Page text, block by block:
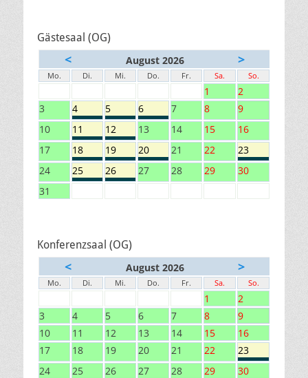
Gästesaal (OG)
< August 2026 >
Mo. Di. Mi. Do. Fr. Sa. So.
1
2
3
4 5 6 7 8
9
10
11 12 13 14 15
16
17
18 19 20 21 22
23
24
25 26 27 28 29
30
31
Konferenzsaal (OG)
< August 2026 >
Mo. Di. Mi. Do. Fr. Sa. So.
1
2
3
4 5 6 7 8
9
10
11 12 13 14 15
16
17
18 19 20 21 22
23
24
25 26 27 28 29
30